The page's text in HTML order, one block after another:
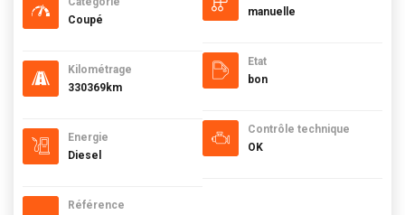
Coupé
Kilométrage
330369km
Energie
Diesel
Référence
manuelle
Etat
bon
Contrôle technique
OK